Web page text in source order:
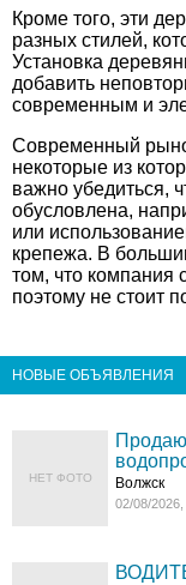
Кроме того, эти
разных стилей,
Установка
добавить
современным и
Современный
некоторые из
важно убедиться,
обусловлена,
или
крепежа. В
том, что компания
поэтому не стоит
НОВЫЕ ОБЪЯВЛЕНИЯ
НЕТ ФОТО Волжск
02/08/